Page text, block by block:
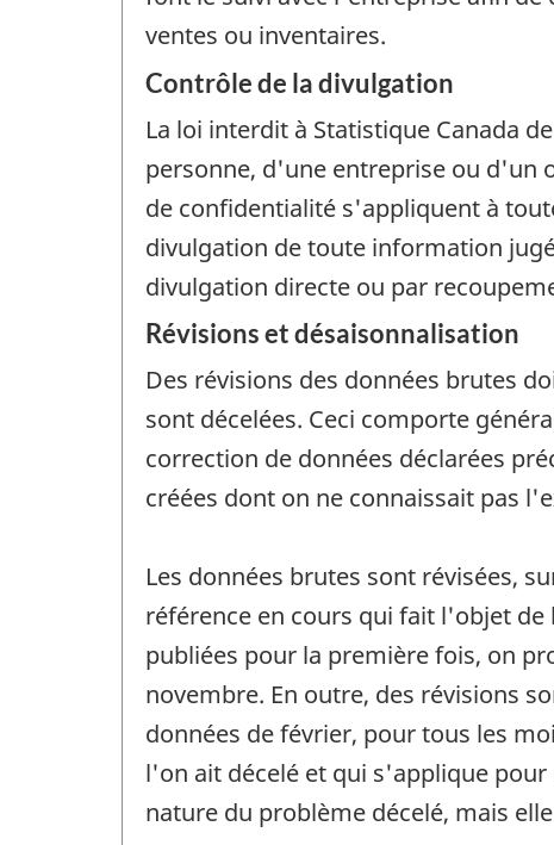
ventes ou inventaires.
Contrôle de la divulgation
La loi interdit à Statistique Canada
personne, d'une entreprise ou d'un
de confidentialité s'appliquent à
divulgation de toute information
divulgation directe ou par
Révisions et désaisonnalisation
Des révisions des données brutes
sont décelées. Ceci comporte
correction de données déclarées
créées dont on ne connaissait pas
Les données brutes sont révisées,
référence en cours qui fait l'objet
publiées pour la première fois, on
novembre. En outre, des révisions
données de février, pour tous les
l'on ait décelé et qui s'applique
nature du problème décelé, mais